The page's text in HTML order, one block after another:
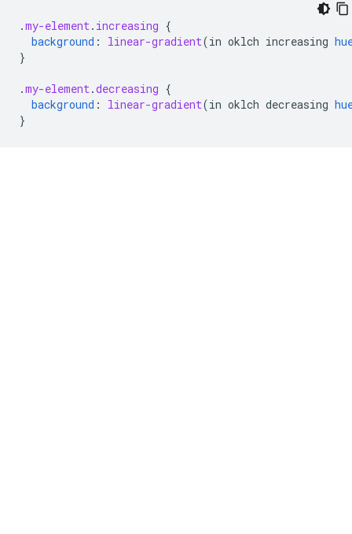
.my-element. increasing {
background : linear-gradient(in oklch increasing
}
.my-element.decreasing {
background : linear-gradient(in oklch decreasing
}